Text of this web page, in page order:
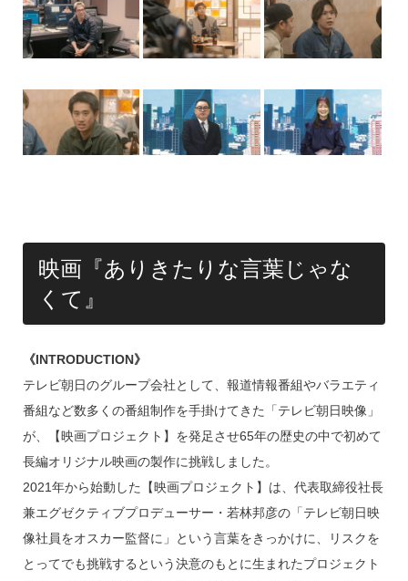
映画『ありきたりな言葉じゃな
くて』
《INTRODUCTION》
テレビ朝日のグループ会社として、報道情報番組やバラエティ
番組など数多くの番組制作を手掛けてきた「テレビ朝日映像」
が、【映画プロジェクト】を発足させ65年の歴史の中で初めて
長編オリジナル映画の製作に挑戦しました。
2021年から始動した【映画プロジェクト】は、代表取締役社長
兼エグゼクティブプロデューサー・若林邦彦の「テレビ朝日映
像社員をオスカー監督に」という言葉をきっかけに、リスクを
とってでも挑戦するという決意のもとに生まれたプロジェクト